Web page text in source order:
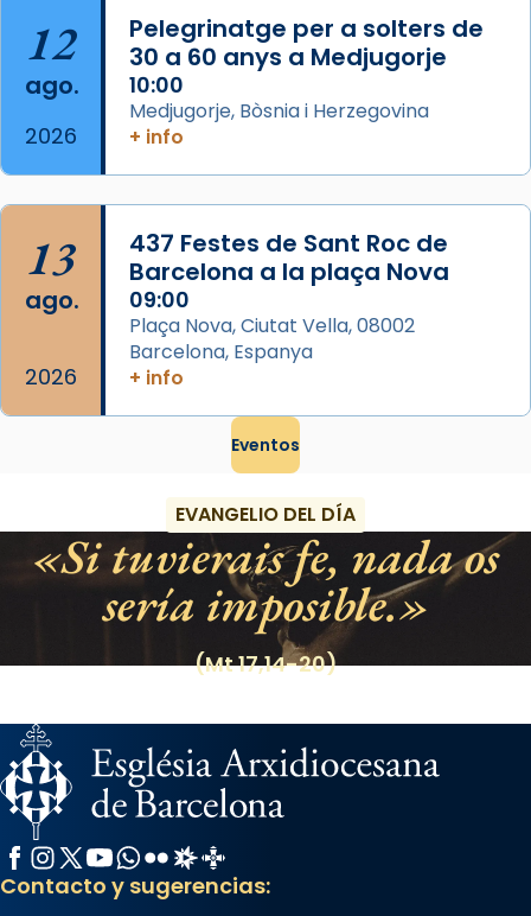
Foto
View on Facebook ·
12
ago.
2026
Pelegrinatge per a solters de
30 a 60 anys a Medjugorje
10:00
Medjugorje, Bòsnia i Herzegovina
+ info
13
ago.
2026
437 Festes de Sant Roc de
Barcelona a la plaça Nova
09:00
Plaça Nova, Ciutat Vella, 08002
Barcelona, Espanya
+ info
Eventos
EVANGELIO DEL DÍA
Si tuvierais fe, nada os
sería imposible.
(Mt 17,14-20)
Facebook
Instagram
X / Twitter
YouTube
WhatsApp
FlickrRadio Estel
Catalunya Cristiana
Contacto y sugerencias: